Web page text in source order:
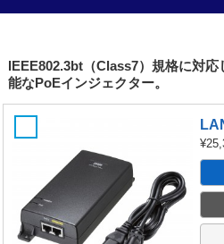
IEEE802.3bt（Class7）規格に対
能なPoEインジェクター。